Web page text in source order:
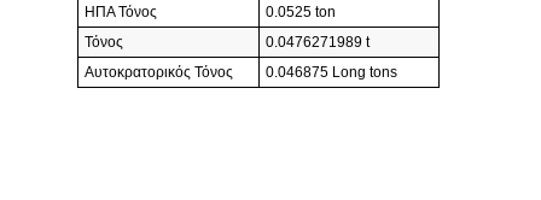
ΗΠΑ Τόνος
0.0525 ton
Τόνος
0.0476271989 t
Αυτοκρατορικός Τόνος
0.046875 Long tons